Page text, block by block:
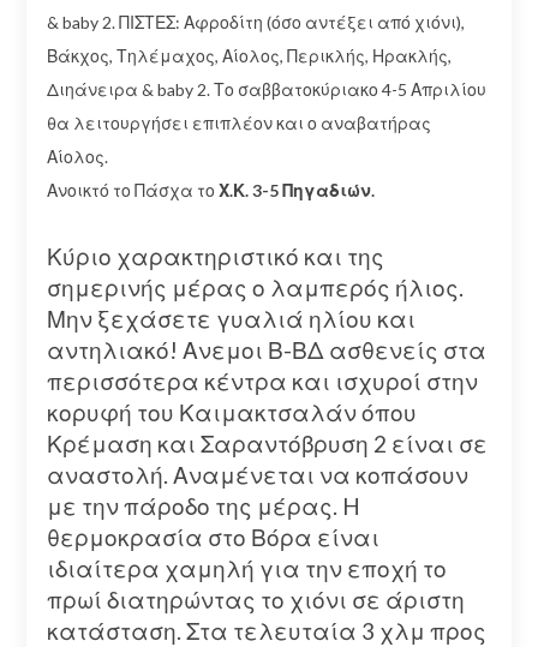
& baby 2. ΠΙΣΤΕΣ: Αφροδίτη (όσο αντέξει από χιόνι),
Βάκχος, Τηλέμαχος, Αίολος, Περικλής, Ηρακλής,
Διηάνειρα & baby 2. Το σαββατοκύριακο 4-5 Απριλίου
θα λειτουργήσει επιπλέον και ο αναβατήρας
Αίολος.
Ανοικτό το Πάσχα το Χ.Κ. 3-5 Πηγαδιών.
Κύριο χαρακτηριστικό και της
σημερινής μέρας ο λαμπερός ήλιος.
Μην ξεχάσετε γυαλιά ηλίου και
αντηλιακό! Ανεμοι Β-ΒΔ ασθενείς στα
περισσότερα κέντρα και ισχυροί στην
κορυφή του Καιμακτσαλάν όπου
Κρέμαση και Σαραντόβρυση 2 είναι σε
αναστολή. Αναμένεται να κοπάσουν
με την πάροδο της μέρας. H
θερμοκρασία στο Βόρα είναι
ιδιαίτερα χαμηλή για την εποχή το
πρωί διατηρώντας το χιόνι σε άριστη
κατάσταση. Στα τελευταία 3 χλμ προς